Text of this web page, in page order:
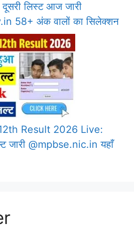
लिस्ट आज जारी
58+ अंक वालों का सिलेक्शन
Result 2026 Live:
जारी @mpbse.nic.in यहाँ